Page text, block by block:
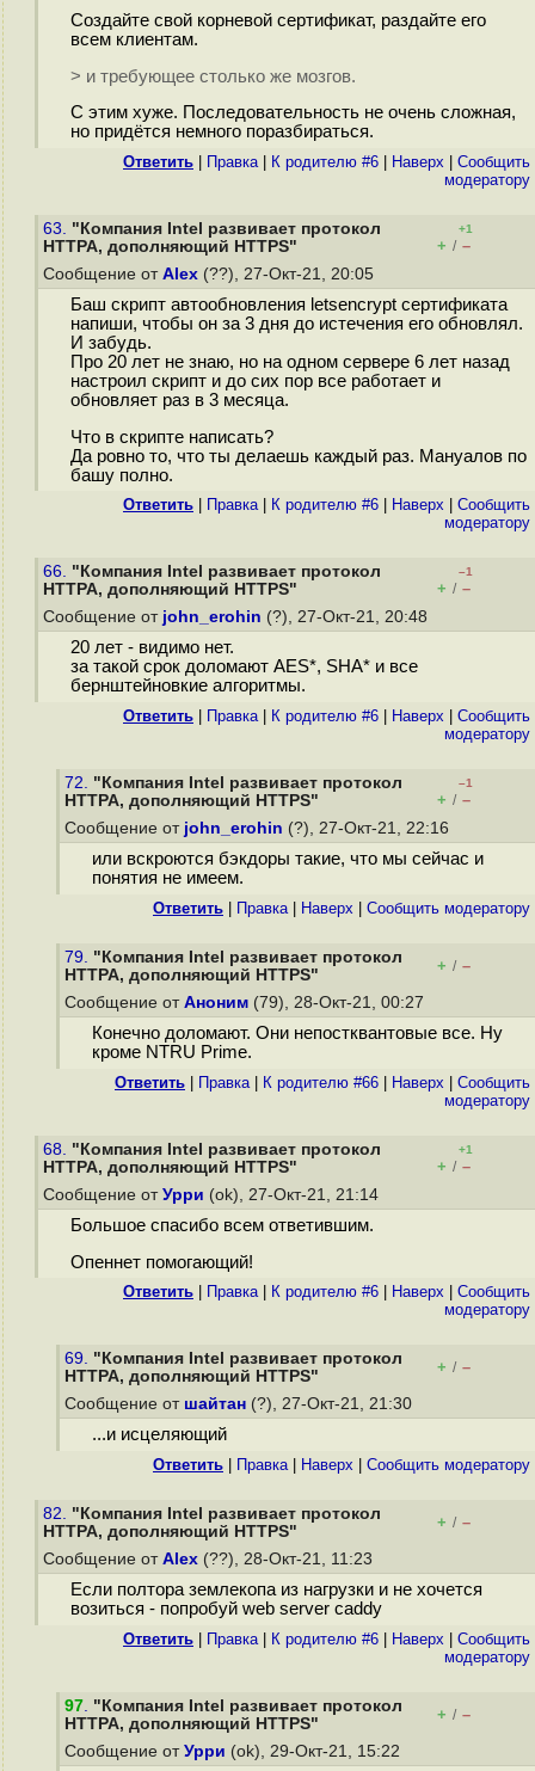
Создайте свой корневой сертификат, раздайте его
всем клиентам.
> и требующее столько же мозгов.
С этим хуже. Последовательность не очень сложная,
но придётся немного поразбираться.
Ответить Правка| К родителю #6 Наверх
Cообщить
модератору
63. "Компания Intel развивает протокол
HTTPA, дополняющий HTTPS"
+1
+ / –
Сообщение от Alex (??), 27-Окт-21, 20:05
Баш скрипт автообновления letsencrypt сертификата
напиши, чтобы он за 3 дня до истечения его обновлял.
И забудь.
Про 20 лет не знаю, но на одном сервере 6 лет назад
настроил скрипт и до сих пор все работает и
обновляет раз в 3 месяца.
Что в скрипте написать?
Да ровно то, что ты делаешь каждый раз. Мануалов по
башу полно.
Ответить Правка| К родителю #6 Наверх
Cообщить
модератору
66. "Компания Intel развивает протокол
HTTPA, дополняющий HTTPS"
–1
+ / –
Сообщение от john_erohin (?), 27-Окт-21, 20:48
20 лет - видимо нет.
за такой срок доломают AES*, SHA* и все
бернштейновкие алгоритмы.
Ответить Правка| К родителю #6 Наверх
Cообщить
модератору
72. "Компания Intel развивает протокол
HTTPA, дополняющий HTTPS"
–1
+ / –
Сообщение от john_erohin (?), 27-Окт-21, 22:16
или вскроются бэкдоры такие, что мы сейчас и
понятия не имеем.
Ответить Правка| Наверх Cообщить модератору
79. "Компания Intel развивает протокол
HTTPA, дополняющий HTTPS"
+ / –
Сообщение от Аноним (79), 28-Окт-21, 00:27
Конечно доломают. Они непостквантовые все. Ну
кроме NTRU Prime.
Ответить Правка| К родителю #66 Наверх
Cообщить
модератору
68. "Компания Intel развивает протокол
HTTPA, дополняющий HTTPS"
+1
+ / –
Сообщение от Урри (ok), 27-Окт-21, 21:14
Большое спасибо всем ответившим.
Опеннет помогающий!
Ответить Правка| К родителю #6 Наверх
Cообщить
модератору
69. "Компания Intel развивает протокол
HTTPA, дополняющий HTTPS"
+ / –
Сообщение от шайтан (?), 27-Окт-21, 21:30
...и исцеляющий
Ответить Правка| Наверх Cообщить модератору
82. "Компания Intel развивает протокол
HTTPA, дополняющий HTTPS"
+ / –
Сообщение от Alex (??), 28-Окт-21, 11:23
Если полтора землекопа из нагрузки и не хочется
возиться - попробуй web server caddy
Ответить Правка| К родителю #6 Наверх
Cообщить
модератору
97. "Компания Intel развивает протокол
HTTPA, дополняющий HTTPS"
+ / –
Сообщение от Урри (ok), 29-Окт-21, 15:22